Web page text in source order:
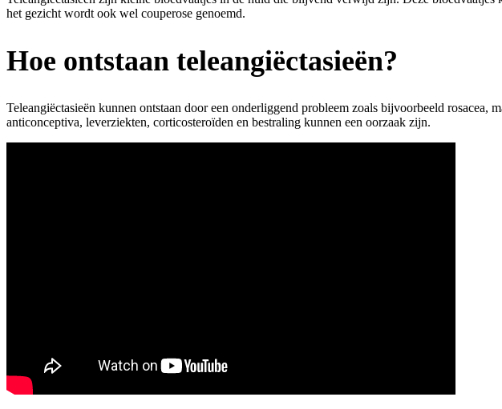
het gezicht wordt ook wel couperose genoemd.
Hoe ontstaan teleangiëctasieën?
Teleangiëctasieën kunnen ontstaan door een onderliggend probleem zoals bijvoorbeeld
anticonceptiva, leverziekten, corticosteroïden en bestraling kunnen een oorzaak zijn.